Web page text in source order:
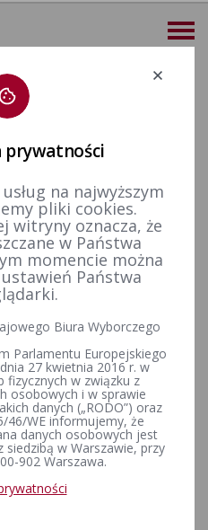
Deklaracja dostępności
więcej
Wybory Prezydenta RP w 2015&nbsp;r. Informacje dotyczące udziału w głosowaniu
w ponownym głosowaniu w
Polskiej, które
za granicą i na polskich
w ponownym głosowaniu w
Polskiej, w obwodach
które zostanie
2015 r.
prywatności
na najwyższym
pliki cookies.
witryny oznacza, że
w Państwa
momencie można
Państwa
Biura Wyborczego
Parlamentu Europejskiego
27 kwietnia 2016 r. w
fizycznych w związku z
osobowych i w sprawie
danych („RODO”) oraz
46/WE informujemy, że
danych osobowych jest
w Warszawie, przy
902 Warszawa.